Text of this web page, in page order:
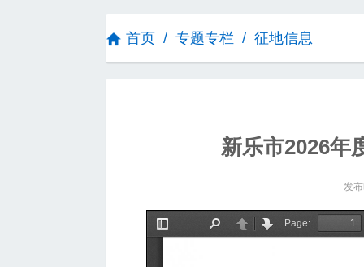
首页 / 专题专栏 / 征地信息
新乐市2026年
发